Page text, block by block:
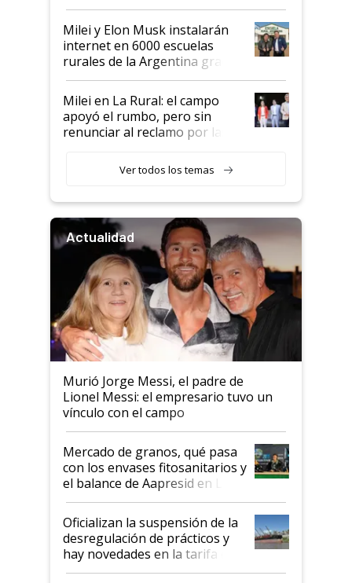
Milei y Elon Musk instalarán
internet en 6000 escuelas
rurales de la Argentina gracias
a un acuerdo con Starlink
Milei en La Rural: el campo
apoyó el rumbo, pero sin
renunciar al reclamo por las
Ver todos los temas
Actualidad
Murió Jorge Messi, el padre de
Lionel Messi: el empresario tuvo un
vínculo con el campo
Mercado de granos, qué pasa
con los envases fitosanitarios y
el balance de Aapresid en La
Posta
Oficializan la suspensión de la
desregulación de prácticos y
hay novedades en la tarifa de
la hidrovía